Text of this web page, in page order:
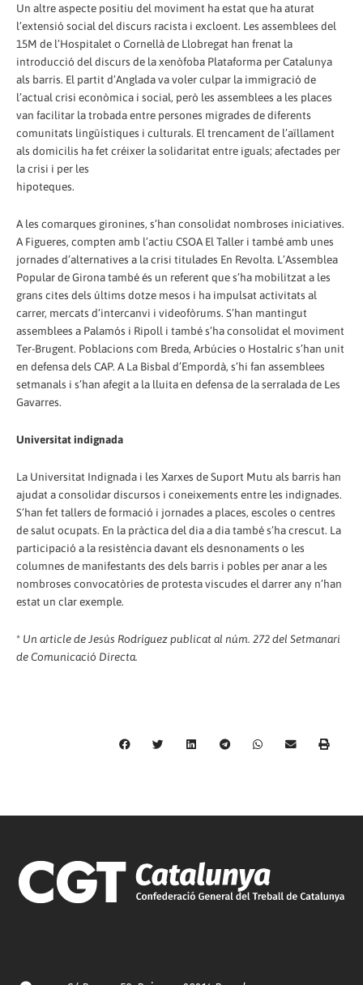
Un altre aspecte positiu del moviment ha estat que ha aturat
l’extensió social del discurs racista i excloent. Les assemblees del
15M de l’Hospitalet o Cornellà de Llobregat han frenat la
introducció del discurs de la xenòfoba Plataforma per Catalunya
als barris. El partit d’Anglada va voler culpar la immigració de
l’actual crisi econòmica i social, però les assemblees a les places
van facilitar la trobada entre persones migrades de diferents
comunitats lingüístiques i culturals. El trencament de l’aïllament
als domicilis ha fet créixer la solidaritat entre iguals; afectades per
la crisi i per les
hipoteques.
A les comarques gironines, s’han consolidat nombroses iniciatives.
A Figueres, compten amb l’actiu CSOA El Taller i també amb unes
jornades d’alternatives a la crisi titulades En Revolta. L’Assemblea
Popular de Girona també és un referent que s’ha mobilitzat a les
grans cites dels últims dotze mesos i ha impulsat activitats al
carrer, mercats d’intercanvi i videofòrums. S’han mantingut
assemblees a Palamós i Ripoll i també s’ha consolidat el moviment
Ter-Brugent. Poblacions com Breda, Arbúcies o Hostalric s’han unit
en defensa dels CAP. A La Bisbal d’Empordà, s’hi fan assemblees
setmanals i s’han afegit a la lluita en defensa de la serralada de Les
Gavarres.
Universitat indignada
La Universitat Indignada i les Xarxes de Suport Mutu als barris han
ajudat a consolidar discursos i coneixements entre les indignades.
S’han fet tallers de formació i jornades a places, escoles o centres
de salut ocupats. En la pràctica del dia a dia també s’ha crescut. La
participació a la resistència davant els desnonaments o les
columnes de manifestants des dels barris i pobles per anar a les
nombroses convocatòries de protesta viscudes el darrer any n’han
estat un clar exemple.
* Un article de Jesús Rodríguez publicat al núm. 272 del Setmanari
de Comunicació Directa.